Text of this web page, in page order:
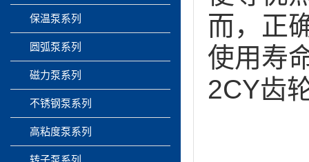
而，正
使用寿
2CY齿
保温泵系列
圆弧泵系列
磁力泵系列
不锈钢泵系列
高粘度泵系列
转子泵系列